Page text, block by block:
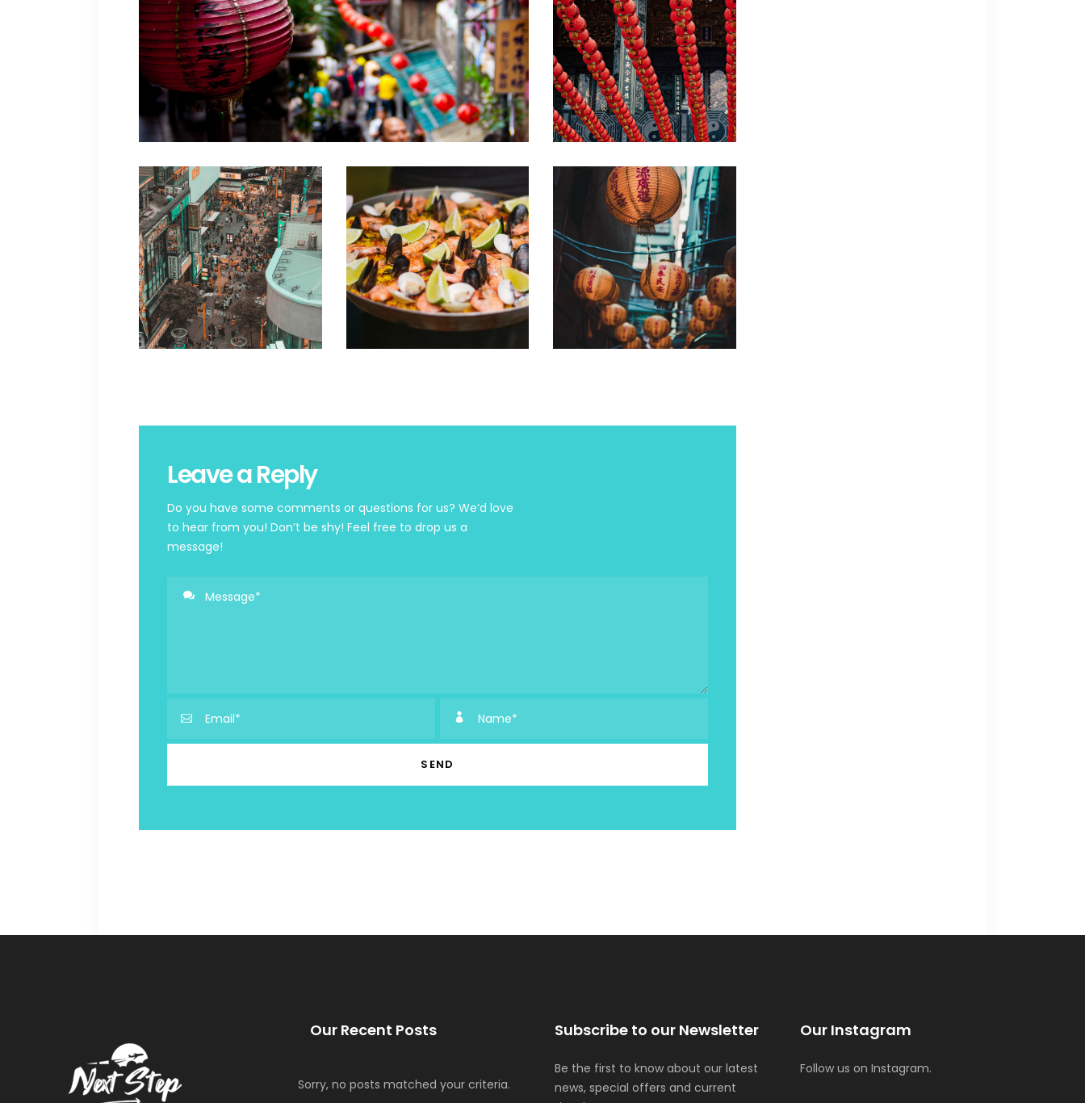
Leave a Reply
Do you have some comments or questions for us? We’d love
to hear from you! Don’t be shy! Feel free to drop us a
message!
Our Recent Posts
Sorry, no posts matched your criteria.
Subscribe to our Newsletter
Be the first to know about our latest
news, special offers and current
Our Instagram
Follow us on Instagram.